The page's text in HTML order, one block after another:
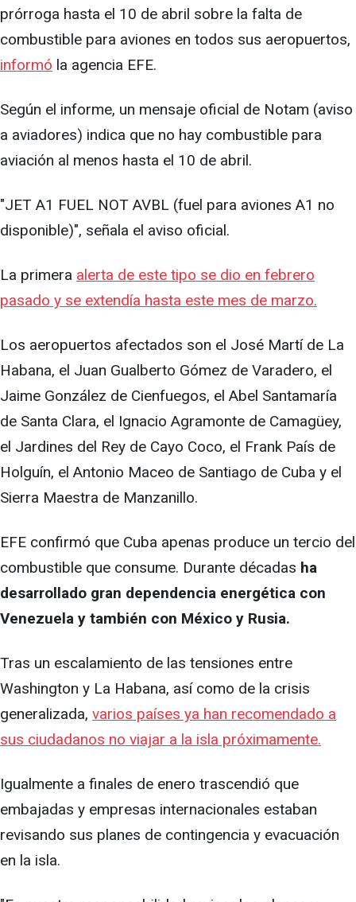
prórroga hasta el 10 de abril sobre la falta de
combustible para aviones en todos sus aeropuertos,
informó la agencia EFE.
Según el informe, un mensaje oficial de Notam (aviso
a aviadores) indica que no hay combustible para
aviación al menos hasta el 10 de abril.
"JET A1 FUEL NOT AVBL (fuel para aviones A1 no
disponible)", señala el aviso oficial.
La primera alerta de este tipo se dio en febrero
pasado y se extendía hasta este mes de marzo.
Los aeropuertos afectados son el José Martí de La
Habana, el Juan Gualberto Gómez de Varadero, el
Jaime González de Cienfuegos, el Abel Santamaría
de Santa Clara, el Ignacio Agramonte de Camagüey,
el Jardines del Rey de Cayo Coco, el Frank País de
Holguín, el Antonio Maceo de Santiago de Cuba y el
Sierra Maestra de Manzanillo.
EFE confirmó que Cuba apenas produce un tercio del
combustible que consume. Durante décadas ha
desarrollado gran dependencia energética con
Venezuela y también con México y Rusia.
Tras un escalamiento de las tensiones entre
Washington y La Habana, así como de la crisis
generalizada, varios países ya han recomendado a
sus ciudadanos no viajar a la isla próximamente.
Igualmente a finales de enero trascendió que
embajadas y empresas internacionales estaban
revisando sus planes de contingencia y evacuación
en la isla.